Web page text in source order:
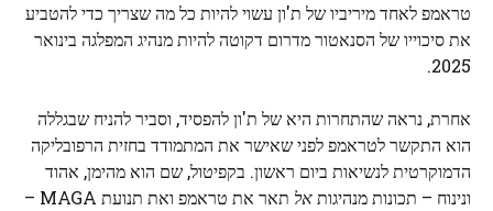
טראמפ לאחד מיריביו של ת'ון עשוי להיות כל מה שצריך כדי להטביע
את סיכוייו של הסנאטור מדרום דקוטה להיות מנהיג המפלגה בינואר
2025.
אחרת, נראה שהתחרות היא של ת'ון להפסיד, וסביר להניח שבגללה
הוא התקשר לטראמפ לפני שאישר את המתמודד בחזית הרפובליקה
הדמוקרטית לנשיאות ביום ראשון. בקפיטול, שם הוא מהימן, אהוד
ונינוח – תכונות מנהיגותאל
תאר את טראמפ ואת תנועת MAGA –